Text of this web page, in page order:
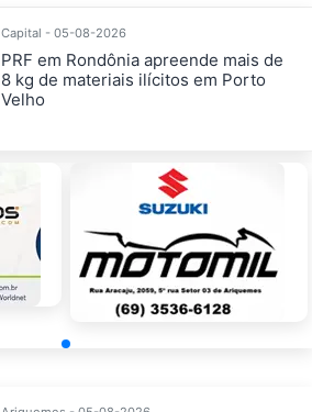
Capital - 05-08-2026
PRF em Rondônia apreende mais de
8 kg de materiais ilícitos em Porto
Velho